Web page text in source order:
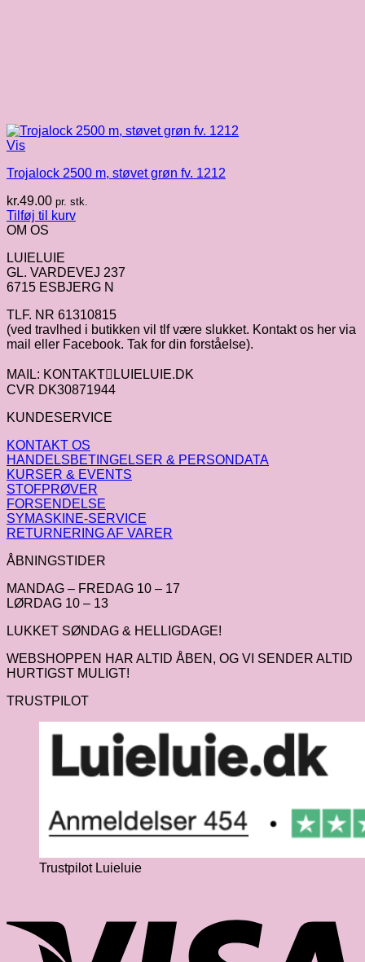
Vis
Trojalock 2500 m, støvet grøn fv. 1212
kr.49.00 pr. stk.
Tilføj til kurv
OM OS
LUIELUIE
GL. VARDEVEJ 237
6715 ESBJERG N
TLF. NR 61310815
(ved travlhed i butikken vil tlf være slukket. Kontakt os her via
mail eller Facebook. Tak for din forståelse).
MAIL: KONTAKTLUIELUIE.DK
CVR DK30871944
KUNDESERVICE
KONTAKT OS
HANDELSBETINGELSER & PERSONDATA
KURSER & EVENTS
STOFPRØVER
FORSENDELSE
SYMASKINE-SERVICE
RETURNERING AF VARER
ÅBNINGSTIDER
MANDAG – FREDAG 10 – 17
LØRDAG 10 – 13
LUKKET SØNDAG & HELLIGDAGE!
WEBSHOPPEN HAR ALTID ÅBEN, OG VI SENDER ALTID
HURTIGST MULIGT!
TRUSTPILOT
Trustpilot Luieluie